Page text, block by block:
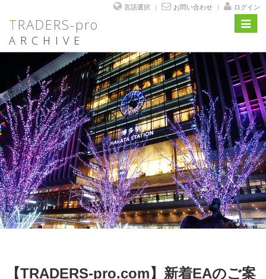
TRADERS-pro
ARCHIVE
言語選択 お問い合わせ ログイン
ン
ツ
へ
ス
キ
ッ
プ
【TRADERS-pro.com】新着EAのご案